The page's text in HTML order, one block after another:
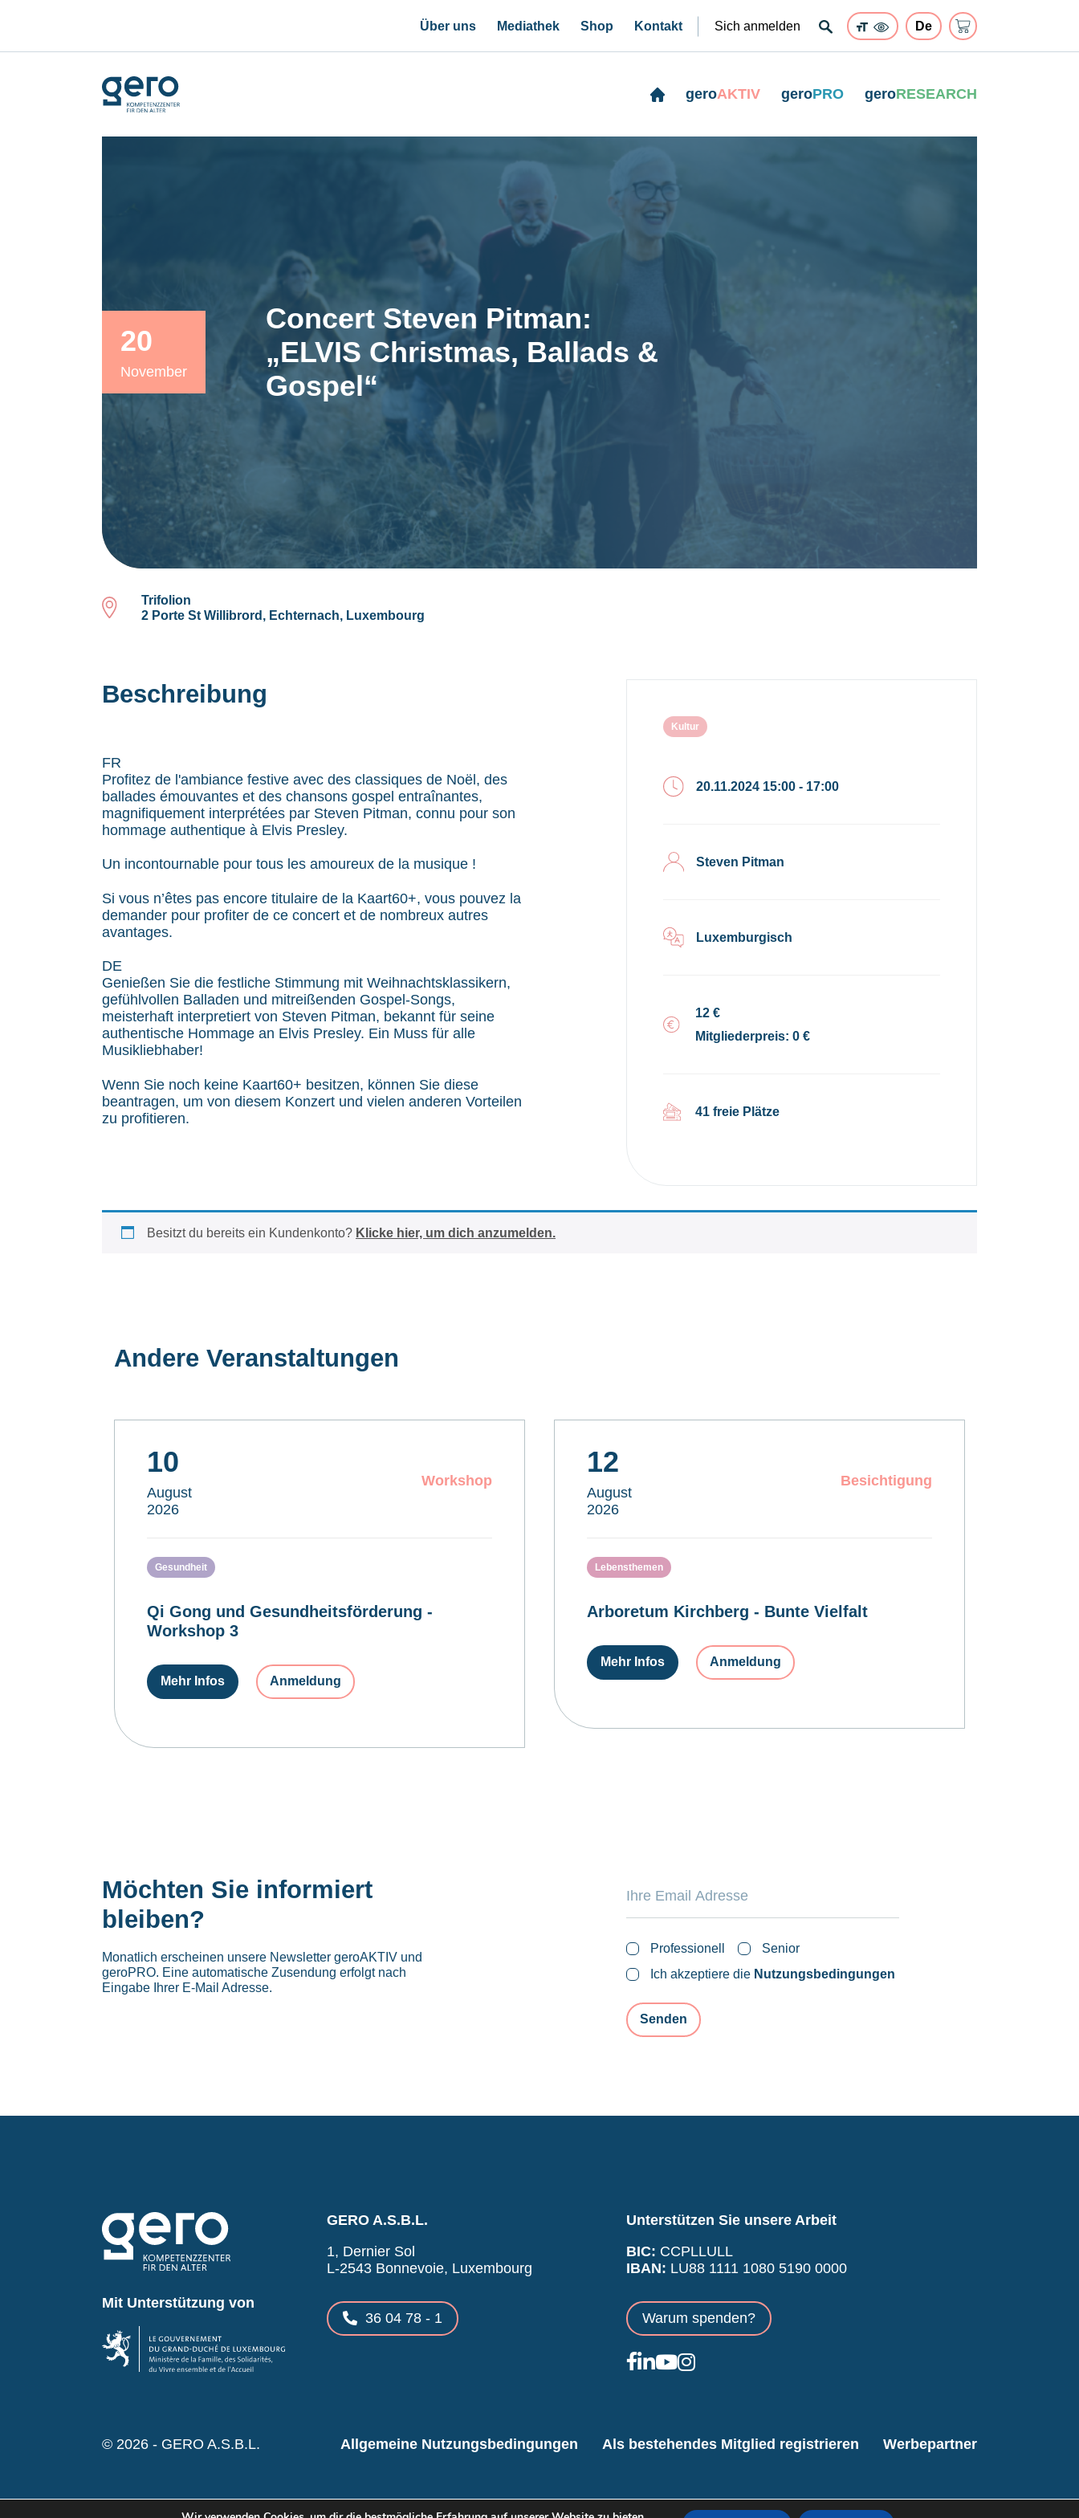
Über uns Mediathek Shop Kontakt Sich anmelden
geroAKTIV geroPRO geroRESEARCH
20
November
Concert Steven Pitman:
„ELVIS Christmas, Ballads &
Gospel“
Trifolion
2 Porte St Willibrord, Echternach, Luxembourg
Beschreibung
FR
Profitez de l'ambiance festive avec des classiques de Noël, des
ballades émouvantes et des chansons gospel entraînantes,
magnifiquement interprétées par Steven Pitman, connu pour son
hommage authentique à Elvis Presley.
Un incontournable pour tous les amoureux de la musique !
Si vous n’êtes pas encore titulaire de la Kaart60+, vous pouvez la
demander pour profiter de ce concert et de nombreux autres
avantages.
DE
Genießen Sie die festliche Stimmung mit Weihnachtsklassikern,
gefühlvollen Balladen und mitreißenden Gospel-Songs,
meisterhaft interpretiert von Steven Pitman, bekannt für seine
authentische Hommage an Elvis Presley. Ein Muss für alle
Musikliebhaber!
Wenn Sie noch keine Kaart60+ besitzen, können Sie diese
beantragen, um von diesem Konzert und vielen anderen Vorteilen
zu profitieren.
Kultur
20.11.2024 15:00 - 17:00
Steven Pitman
Luxemburgisch
12 €
Mitgliederpreis: 0 €
41 freie Plätze
Besitzt du bereits ein Kundenkonto? Klicke hier, um dich anzumelden.
Andere Veranstaltungen
10
August
2026
Workshop
Gesundheit
Qi Gong und Gesundheitsförderung -
Workshop 3
Mehr Infos Anmeldung
12
August
2026
Besichtigung
Lebensthemen
Arboretum Kirchberg - Bunte Vielfalt
Mehr Infos Anmeldung
Möchten Sie informiert
bleiben?
Monatlich erscheinen unsere Newsletter geroAKTIV und
geroPRO. Eine automatische Zusendung erfolgt nach
Eingabe Ihrer E-Mail Adresse.
Professionell
Senior
Ich akzeptiere die Nutzungsbedingungen
Mit Unterstützung von
GERO A.S.B.L.
1, Dernier Sol
L-2543 Bonnevoie, Luxembourg
36 04 78 - 1
Unterstützen Sie unsere Arbeit
BIC: CCPLLULL
IBAN: LU88 1111 1080 5190 0000
Warum spenden?
© 2026 - GERO A.S.B.L. Allgemeine Nutzungsbedingungen Als bestehendes Mitglied registrieren Werbepartner